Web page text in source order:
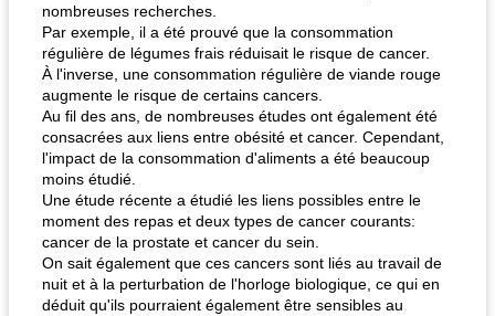
nombreuses recherches.
Par exemple, il a été prouvé que la consommation
régulière de légumes frais réduisait le risque de cancer.
À l'inverse, une consommation régulière de viande rouge
augmente le risque de certains cancers.
Au fil des ans, de nombreuses études ont également été
consacrées aux liens entre obésité et cancer. Cependant,
l'impact de la consommation d'aliments a été beaucoup
moins étudié.
Une étude récente a étudié les liens possibles entre le
moment des repas et deux types de cancer courants:
cancer de la prostate et cancer du sein.
On sait également que ces cancers sont liés au travail de
nuit et à la perturbation de l'horloge biologique, ce qui en
déduit qu'ils pourraient également être sensibles au